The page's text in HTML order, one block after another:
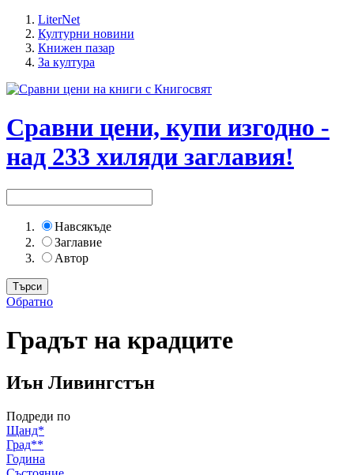
LiterNet
Културни новини
Книжен пазар
За култура
Сравни цени, купи изгодно -
над 233 хиляди заглавия!
Навсякъде
Заглавие
Автор
Обратно
Градът на крадците
Иън Ливингстън
Подреди по
Щанд*
Град**
Година